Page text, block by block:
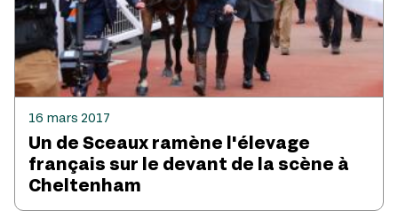
16 mars 2017
Un de Sceaux ramène l'élevage
français sur le devant de la scène à
Cheltenham